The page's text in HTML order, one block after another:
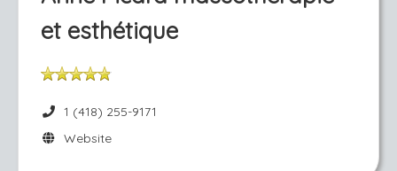
et esthétique
1 (418) 255-9171
Website